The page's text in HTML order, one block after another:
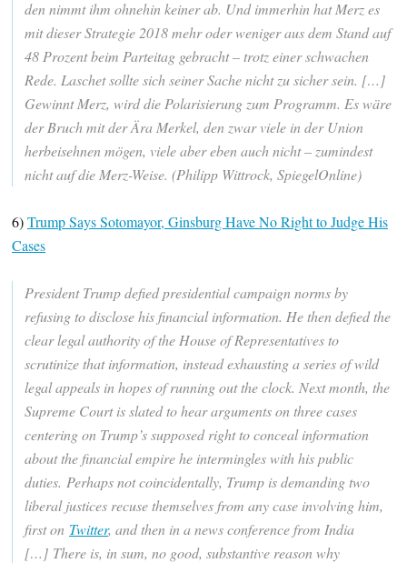
den nimmt ihm ohnehin keiner ab. Und immerhin hat Merz es
mit dieser Strategie 2018 mehr oder weniger aus dem Stand auf
48 Prozent beim Parteitag gebracht – trotz einer schwachen
Rede. Laschet sollte sich seiner Sache nicht zu sicher sein. […]
Gewinnt Merz, wird die Polarisierung zum Programm. Es wäre
der Bruch mit der Ära Merkel, den zwar viele in der Union
herbeisehnen mögen, viele aber eben auch nicht – zumindest
nicht auf die Merz-Weise. (Philipp Wittrock, SpiegelOnline)
6)Trump Says Sotomayor, Ginsburg Have No Right to Judge His
Cases
President Trump defied presidential campaign norms by
refusing to disclose his financial information. He then defied the
clear legal authority of the House of Representatives to
scrutinize that information, instead exhausting a series of wild
legal appeals in hopes of running out the clock. Next month, the
Supreme Court is slated to hear arguments on three cases
centering on Trump’s supposed right to conceal information
about the financial empire he intermingles with his public
duties. Perhaps not coincidentally, Trump is demanding two
liberal justices recuse themselves from any case involving him,
first on Twitter, and then in a news conference from India
[…] There is, in sum, no good, substantive reason why